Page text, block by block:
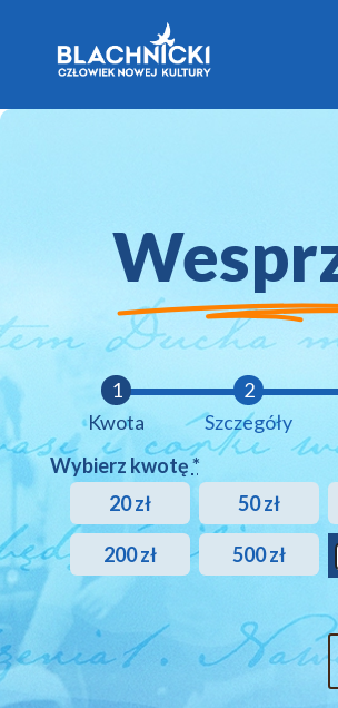
Kwota Szczegóły
Wybierz kwotę*
20zł 50zł
200zł 500zł